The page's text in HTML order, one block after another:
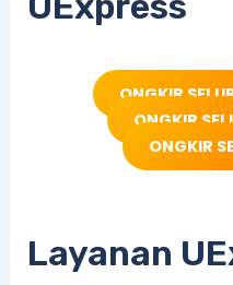
ONGKIR
ONGKIR
ONGKIR
Layanan